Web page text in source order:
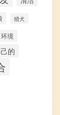
猎犬
环境
的